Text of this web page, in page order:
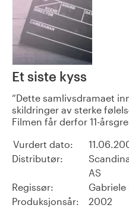
Et siste kyss
Dette samlivsdramaet
skildringer av sterke
Filmen får derfor 11-
Vurdert dato:
Distributør:
AS
Regissør:
Produksjonsår:
2002